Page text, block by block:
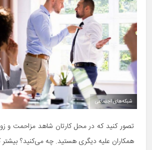
شبکه‌های اجتماعی
تصور کنید که در محل کارتان شاهد مزاحمت و
همکاران علیه دیگری هستید. چه می‌کنید؟ بیشتر